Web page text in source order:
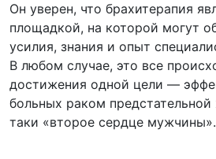
Он уверен, что брахитерапия
площадкой, на которой могут
усилия, знания и опыт
В любом случае, это все
достижения одной цели —
больных раком
таки «второе сердце мужчины».